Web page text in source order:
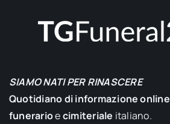
SIAMO NATI PER RINASCERE
Quotidiano di informazione online
funerarioecimiteriale italiano.